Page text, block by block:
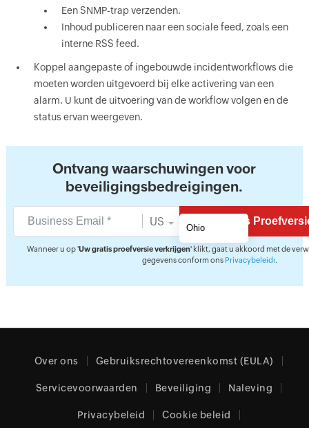
Een SNMP-trap verzenden.
Inhoud publiceren naar een sociale feed, zoals een
interne RSS feed.
Koppel aangepaste of ingebouwde incidentworkflows die
moeten worden uitgevoerd bij elke activering van een
alarm. U kunt de uitvoering van de workflow volgen en de
status ervan weergeven.
Ontvang waarschuwingen voor
beveiligingsbedreigingen.
US
Wanneer u op 'Uw gratis proefversie verkrijgen' klikt, gaat u akkoord met de
gegevens conform ons Privacybeleidı
Over ons Gebruiksrechtovereenkomst (EULA)
Servicevoorwaarden Beveiliging Naleving
Privacybeleid Cookie beleid